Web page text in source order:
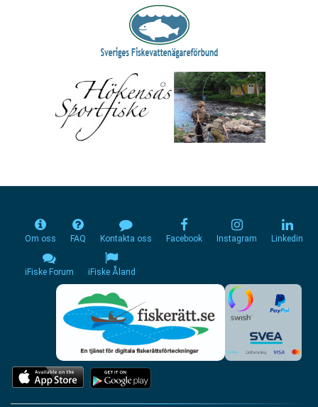
Om oss FAQ Kontakta oss Facebook Instagram Linkedin
iFiske Forum iFiske Åland